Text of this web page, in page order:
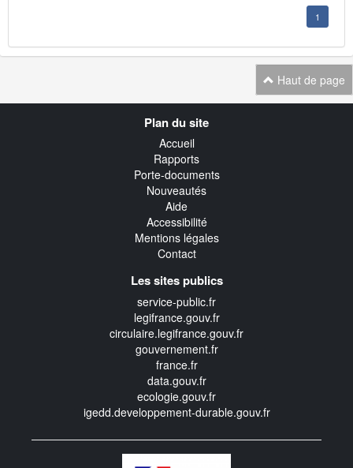
1
Haut de page
Plan du site
Accueil
Rapports
Porte-documents
Nouveautés
Aide
Accessibilité
Mentions légales
Contact
Les sites publics
service-public.fr
legifrance.gouv.fr
circulaire.legifrance.gouv.fr
gouvernement.fr
france.fr
data.gouv.fr
ecologie.gouv.fr
igedd.developpement-durable.gouv.fr